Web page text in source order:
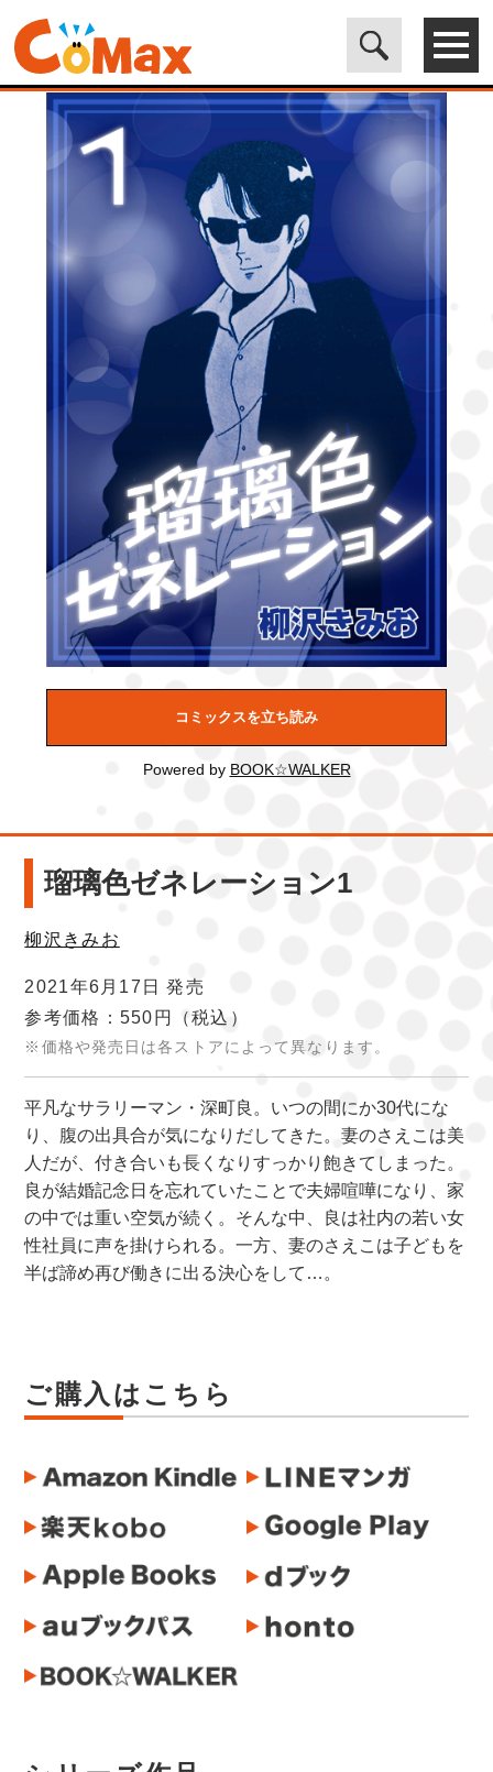
電子書籍マンガ CoMax(コマックス)公式サイト - 株式会社ICE>
LEGEND> 瑠璃色ゼネレーション1
コミックスを立ち読み
Powered by BOOK☆WALKER
瑠璃色ゼネレーション1
柳沢きみお
2021年6月17日 発売
参考価格：550円
（税込）
※価格や発売日は各ストアによって異なります。
平凡なサラリーマン・深町良。いつの間にか30代にな
り、腹の出具合が気になりだしてきた。妻のさえこは美
人だが、付き合いも長くなりすっかり飽きてしまった。
良が結婚記念日を忘れていたことで夫婦喧嘩になり、家
の中では重い空気が続く。そんな中、良は社内の若い女
性社員に声を掛けられる。一方、妻のさえこは子どもを
半ば諦め再び働きに出る決心をして…。
ご購入はこちら